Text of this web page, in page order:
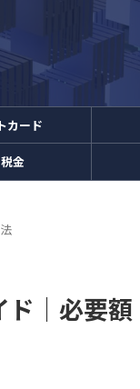
カード
金
ド｜必要額